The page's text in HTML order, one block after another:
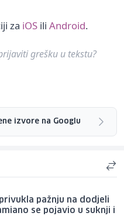
za iOS ili Android.
grešku u tekstu?
izvore na Googlu
pažnju na dodjeli
se pojavio u suknji i